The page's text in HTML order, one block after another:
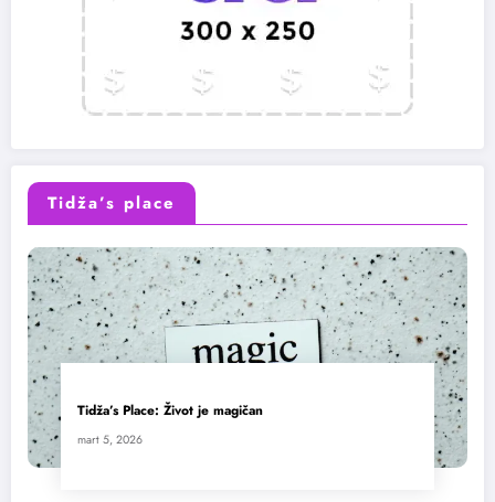
Tidža’s place
Tidža’s Place: Život je magičan
mart 5, 2026